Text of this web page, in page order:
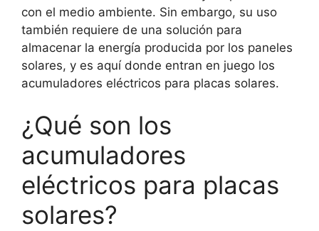
con el medio ambiente. Sin embargo, su uso
también requiere de una solución para
almacenar la energía producida por los paneles
solares, y es aquí donde entran en juego los
acumuladores eléctricos para placas solares.
¿Qué son los
acumuladores
eléctricos para placas
solares?